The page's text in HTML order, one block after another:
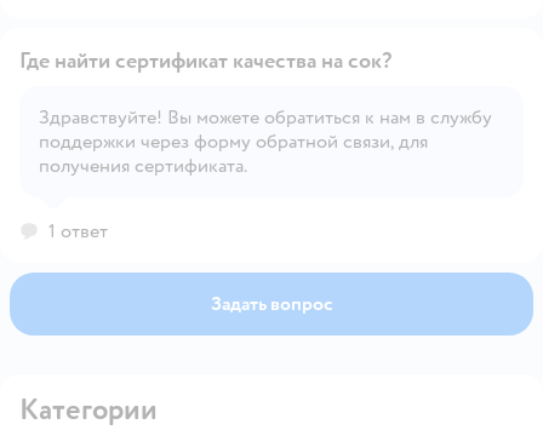
Открыть вопрос
Где найти сертификат качества на сок?
Здравствуйте! Вы можете обратиться к нам в службу
поддержки через форму обратной связи, для
получения сертификата.
1 ответ
Задать вопрос
Категории